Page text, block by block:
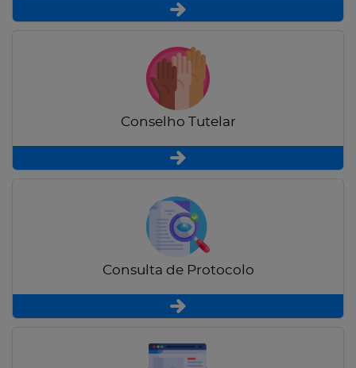
Conselho Tutelar
Consulta de Protocolo